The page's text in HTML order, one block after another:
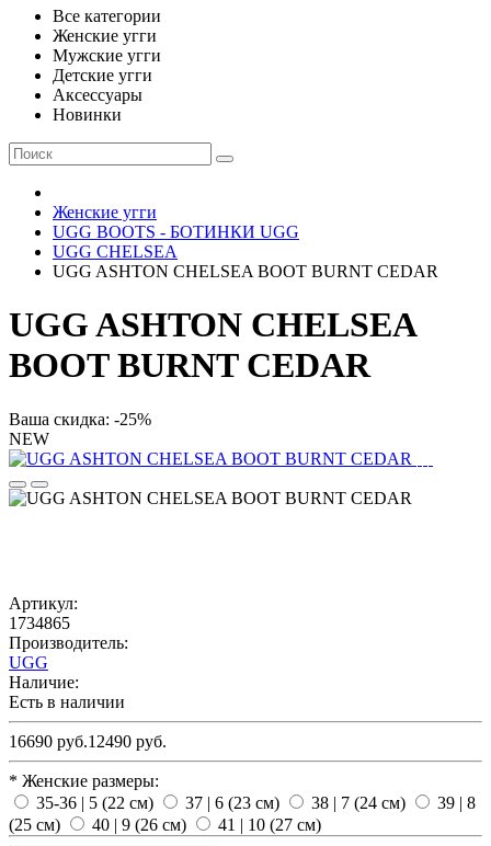
Все категории
Женские угги
Мужские угги
Детские угги
Аксессуары
Новинки
Женские угги
UGG BOOTS - БОТИНКИ UGG
UGG CHELSEA
UGG ASHTON CHELSEA BOOT BURNT CEDAR
UGG ASHTON CHELSEA
BOOT BURNT CEDAR
Ваша скидка: -25%
NEW
Артикул:
1734865
Производитель:
UGG
Наличие:
Есть в наличии
16690 руб.12490 руб.
* Женские размеры:
35-36 | 5 (22 см)
37 | 6 (23 см) 38 | 7 (24 см)
39 | 8
(25 см)
40 | 9 (26 см) 41 | 10 (27 см)